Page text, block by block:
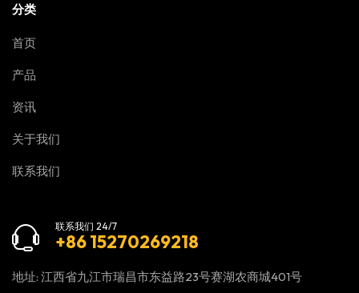
分类
首页
产品
资讯
关于我们
联系我们
联系我们 24/7
+86 15270269218
地址: 江西省九江市瑞昌市东益路23号赛湖农商城401号